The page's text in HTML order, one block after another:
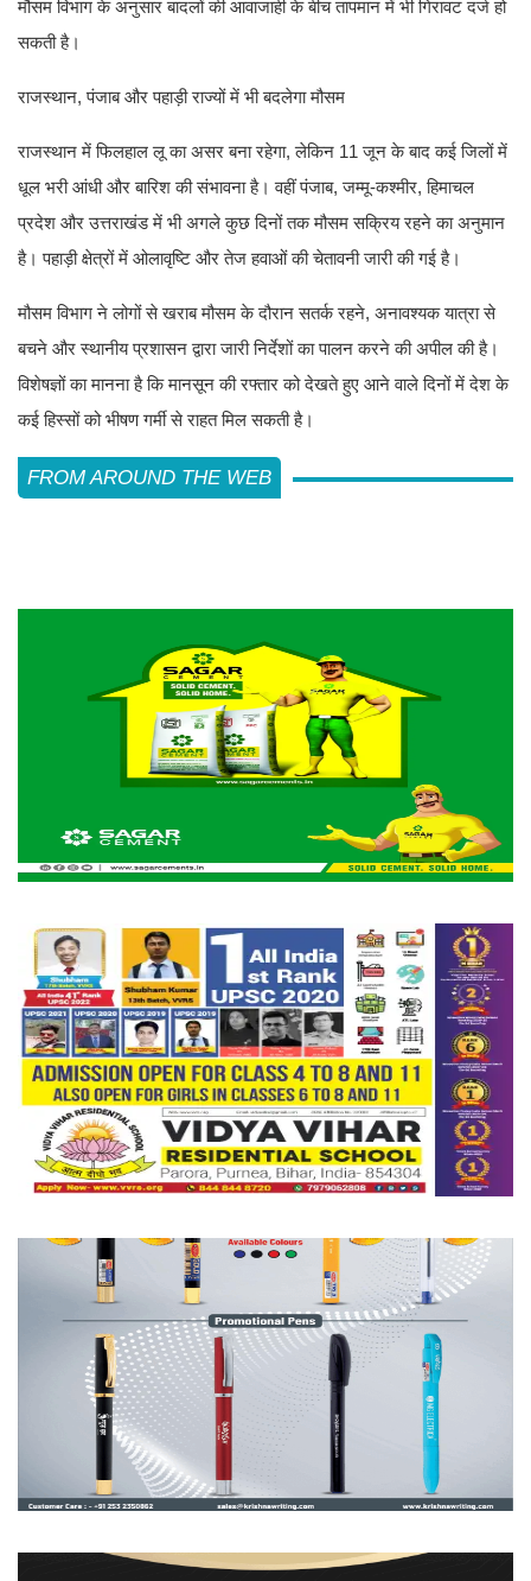
मौसम विभाग के अनुसार बादलों की आवाजाही के बीच तापमान में भी गिरावट दर्ज हो
सकती है।
राजस्थान, पंजाब और पहाड़ी राज्यों में भी बदलेगा मौसम
राजस्थान में फिलहाल लू का असर बना रहेगा, लेकिन 11 जून के बाद कई जिलों में
धूल भरी आंधी और बारिश की संभावना है। वहीं पंजाब, जम्मू-कश्मीर, हिमाचल
प्रदेश और उत्तराखंड में भी अगले कुछ दिनों तक मौसम सक्रिय रहने का अनुमान
है। पहाड़ी क्षेत्रों में ओलावृष्टि और तेज हवाओं की चेतावनी जारी की गई है।
मौसम विभाग ने लोगों से खराब मौसम के दौरान सतर्क रहने, अनावश्यक यात्रा से
बचने और स्थानीय प्रशासन द्वारा जारी निर्देशों का पालन करने की अपील की है।
विशेषज्ञों का मानना है कि मानसून की रफ्तार को देखते हुए आने वाले दिनों में देश के
कई हिस्सों को भीषण गर्मी से राहत मिल सकती है।
FROM AROUND THE WEB